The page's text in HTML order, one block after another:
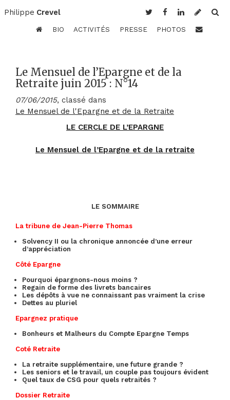
Philippe Crevel
BIO ACTIVITÉS PRESSE PHOTOS
Le Mensuel de l’Epargne et de la
Retraite juin 2015 : N°14
07/06/2015, classé dans
Le Mensuel de l'Epargne et de la Retraite
LE CERCLE DE L’EPARGNE
Le Mensuel de l’Epargne et de la retraite
LE SOMMAIRE
La tribune de Jean-Pierre Thomas
Solvency II ou la chronique annoncée d’une erreur
d’appréciation
Côté Epargne
Pourquoi épargnons-nous moins ?
Regain de forme des livrets bancaires
Les dépôts à vue ne connaissant pas vraiment la crise
Dettes au pluriel
Epargnez pratique
Bonheurs et Malheurs du Compte Epargne Temps
Coté Retraite
La retraite supplémentaire, une future grande ?
Les seniors et le travail, un couple pas toujours évident
Quel taux de CSG pour quels retraités ?
Dossier Retraite